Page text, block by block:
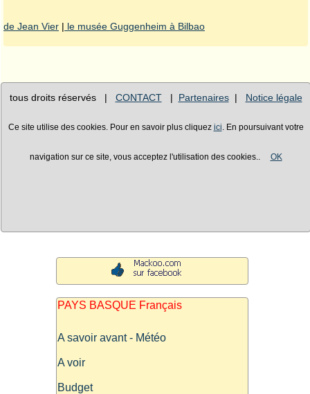
de Jean Vier | le musée Guggenheim à Bilbao
tous droits réservés | CONTACT| Partenaires| Notice légale
Ce site utilise des cookies. Pour en savoir plus cliquez ici . En poursuivant votre
navigation sur ce site, vous acceptez l'utilisation des cookies.. OK
PAYS BASQUE Français
A savoir avant - Météo
A voir
Budget